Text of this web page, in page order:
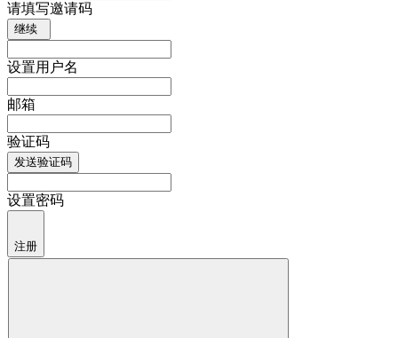
请填写邀请码
继续
设置用户名
邮箱
验证码
发送验证码
设置密码
注册